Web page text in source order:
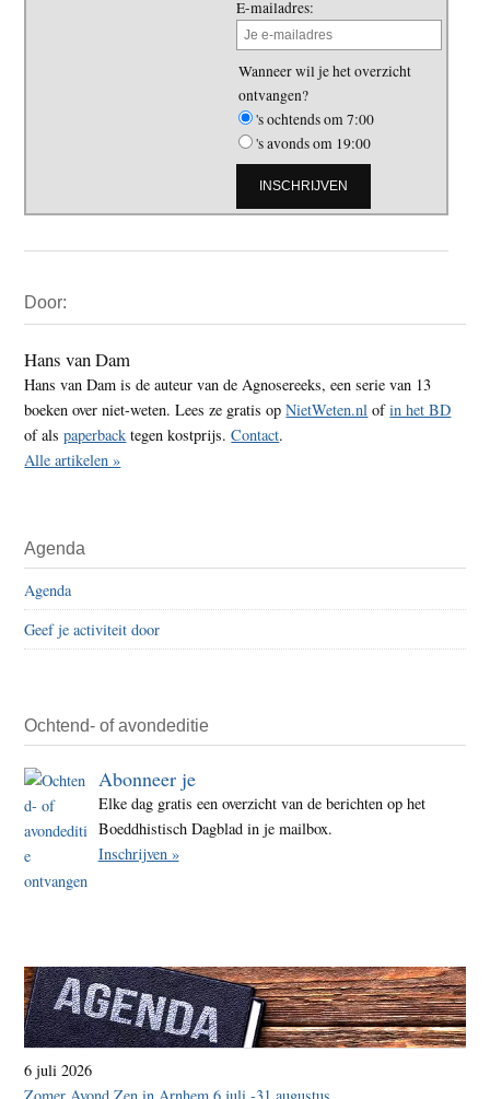
E-mailadres:
Wanneer wil je het overzicht
ontvangen?
's ochtends om 7:00
's avonds om 19:00
Sidebar
Door:
Hans van Dam
Hans van Dam is de auteur van de Agnosereeks, een serie van 13
boeken over niet-weten. Lees ze gratis opNietWeten.nl ofin het BD
of alspaperback tegen kostprijs.Contact.
Alle artikelen »
Agenda
Agenda
Geef je activiteit door
Ochtend- of avondeditie
Abonneer je
Elke dag gratis een overzicht van de berichten op het
Boeddhistisch Dagblad in je mailbox.
Inschrijven »
6 juli 2026